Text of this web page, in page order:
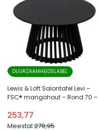
DUURZAAMHEIDSLABEL
Lewis & Loft Salontafel Levi –
FSC® mangohout – Rond 70 –
253,77
Meestal 279,95